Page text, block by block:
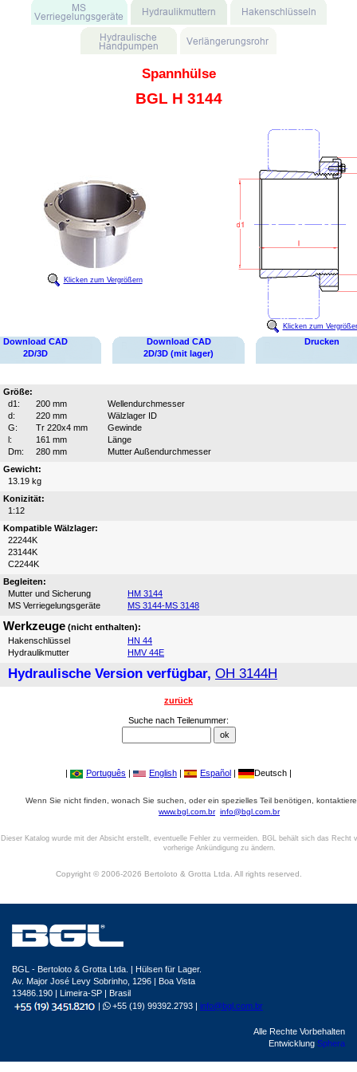
Spannhülse
BGL H 3144
Klicken zum Vergrößern
Klicken zum
Download CAD
2D/3D
Download CAD
2D/3D (mit lager)
Drucken
Größe:
d1:
200 mm
Wellendurchmesser
d:
220 mm
Wälzlager ID
G:
Tr 220x4 mm
Gewinde
l:
161 mm
Länge
Dm:
280 mm
Mutter Außendurchmesser
Gewicht:
13.19 kg
Konizität:
1:12
Kompatible Wälzlager:
22244K
23144K
C2244K
Begleiten:
Mutter und Sicherung
HM 3144
MS Verriegelungsgeräte
MS 3144-MS 3148
Werkzeuge (nicht enthalten):
Hakenschlüssel
HN 44
Hydraulikmutter
HMV 44E
Hydraulische Version verfügbar, OH 3144H
zurück
Suche nach Teilenummer:
| Português | English | Español | Deutsch |
Wenn Sie nicht finden, wonach Sie suchen, oder ein spezielles Teil benötigen,
www.bgl.com.br info@bgl.com.br
Dieser Katalog wurde mit der Absicht erstellt, eventuelle Fehler zu vermeiden. BGL behält sich das Recht
vorherige Ankündigung zu ändern.
Copyright © 2006-2026 Bertoloto & Grotta Ltda. All rights reserved.
BGL - Bertoloto & Grotta Ltda. | Hülsen für Lager.
Av. Major José Levy Sobrinho, 1296 | Boa Vista
13486.190 | Limeira-SP | Brasil
|
+55 (19) 99392.2793 | info@bgl.com.br
Alle Rechte Vorbehalten
Entwicklung Sphera